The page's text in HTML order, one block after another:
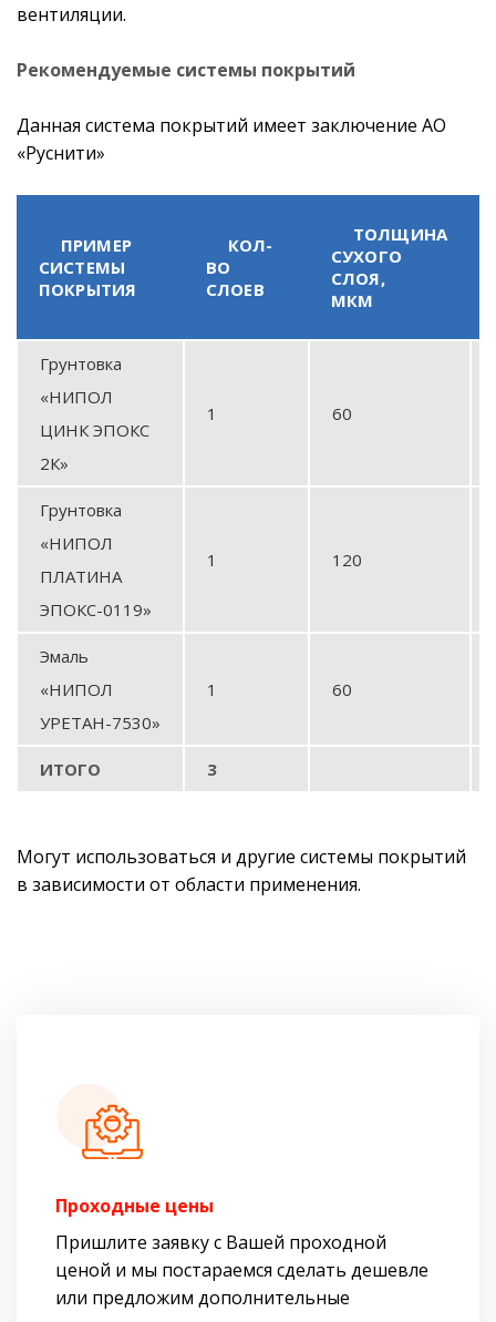
вентиляции.
Рекомендуемые системы покрытий
Данная система покрытий имеет заключение АО
«Руснити»
ПРИМЕР
СИСТЕМЫ
ПОКРЫТИЯ
КОЛ-
ВО
СЛОЕВ
ТОЛЩИНА
СУХОГО
СЛОЯ,
МКМ
Грунтовка
«НИПОЛ
ЦИНК ЭПОКС
2К»
1 60
Грунтовка
«НИПОЛ
ПЛАТИНА
ЭПОКС-0119»
1 120
Эмаль
«НИПОЛ
УРЕТАН-7530»
1 60
ИТОГО 3
Могут использоваться и другие системы покрытий
в зависимости от области применения.
Проходные цены
Пришлите заявку с Вашей проходной
ценой и мы постараемся сделать дешевле
или предложим дополнительные